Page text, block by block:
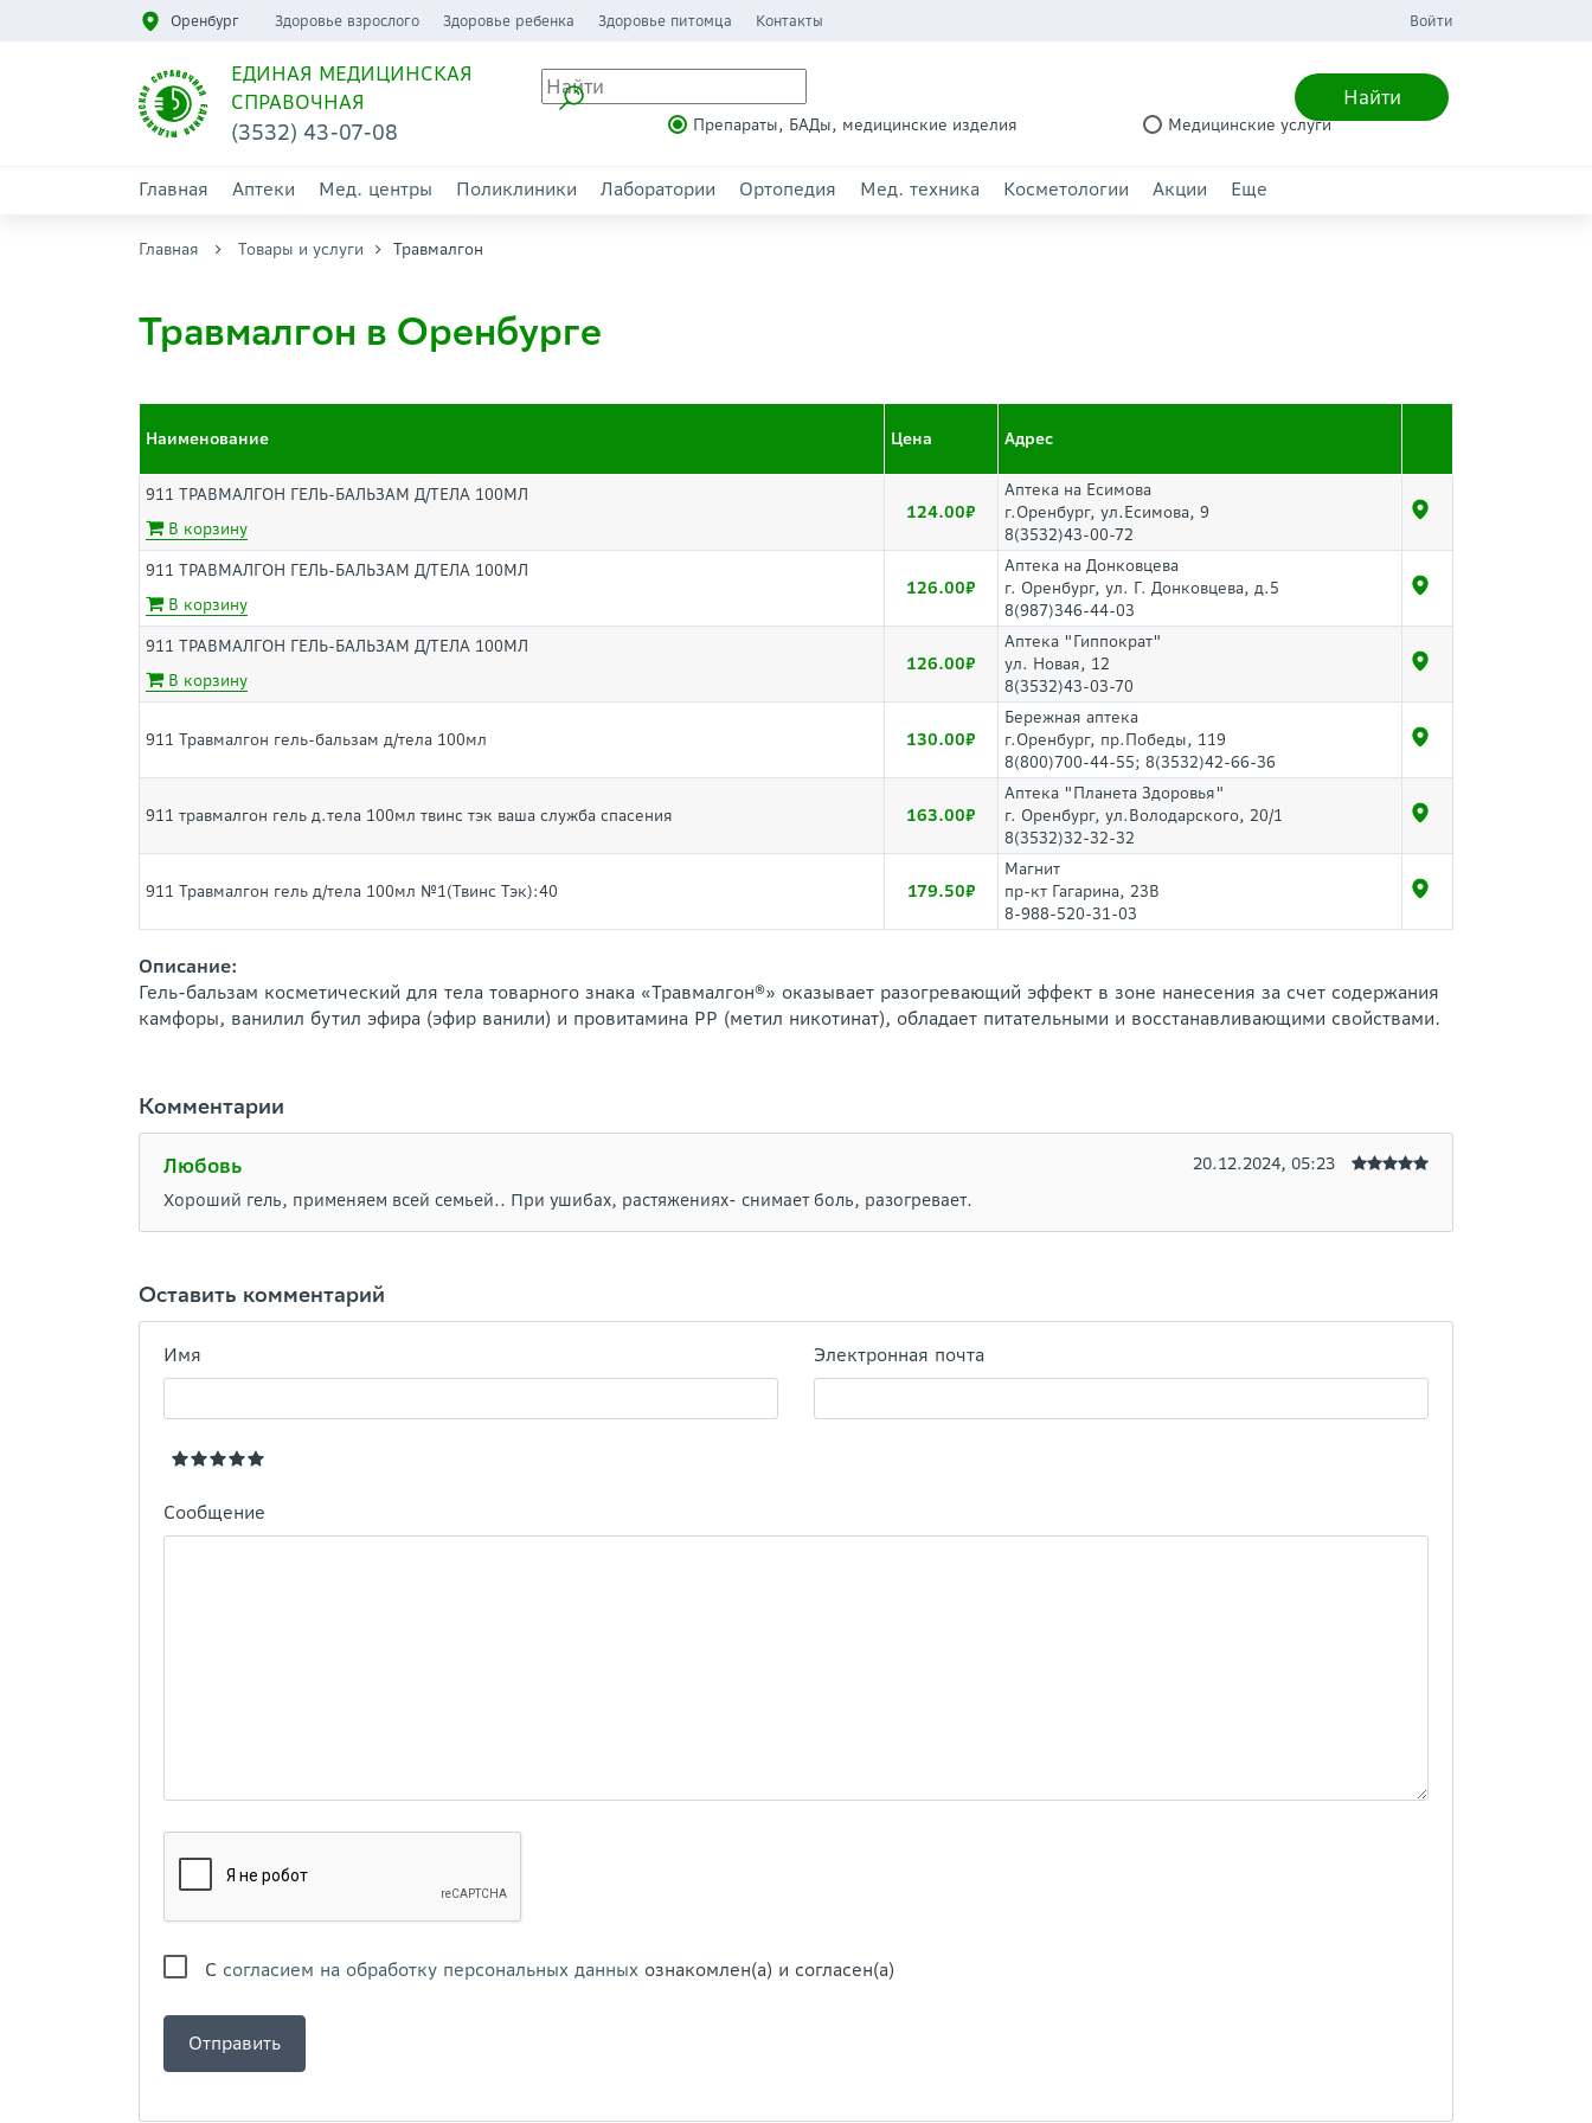
Оренбург Здоровье взрослого Здоровье ребенка Здоровье питомца Контакты Войти
ЕДИНАЯ МЕДИЦИНСКАЯ
СПРАВОЧНАЯ
(3532) 43-07-08
Найти
Препараты, БАДы, медицинские изделия Медицинские услуги
Главная Аптеки Мед. центры Поликлиники Лаборатории Ортопедия Мед. техника Косметологии Акции Еще
Главная Товары и услуги Травмалгон
Травмалгон в Оренбурге
Наименование Цена Адрес
911 ТРАВМАЛГОН ГЕЛЬ-БАЛЬЗАМ Д/ТЕЛА 100МЛ
В корзину
124.00
Аптека на Есимова
г.Оренбург, ул.Есимова, 9
8(3532)43-00-72
911 ТРАВМАЛГОН ГЕЛЬ-БАЛЬЗАМ Д/ТЕЛА 100МЛ
В корзину
126.00
Аптека на Донковцева
г. Оренбург, ул. Г. Донковцева, д.5
8(987)346-44-03
911 ТРАВМАЛГОН ГЕЛЬ-БАЛЬЗАМ Д/ТЕЛА 100МЛ
В корзину
126.00
Аптека "Гиппократ"
ул. Новая, 12
8(3532)43-03-70
911 Травмалгон гель-бальзам д/тела 100мл 130.00
Бережная аптека
г.Оренбург, пр.Победы, 119
8(800)700-44-55; 8(3532)42-66-36
911 травмалгон гель д.тела 100мл твинс тэк ваша служба спасения 163.00
Аптека "Планета Здоровья"
г. Оренбург, ул.Володарского, 20/1
8(3532)32-32-32
911 Травмалгон гель д/тела 100мл №1(Твинс Тэк):40 179.50
Магнит
пр-кт Гагарина, 23В
8-988-520-31-03
Описание:
Гель-бальзам косметический для тела товарного знака «Травмалгон®» оказывает разогревающий эффект в зоне нанесения за счет содержания
камфоры, ванилил бутил эфира (эфир ванили) и провитамина РР (метил никотинат), обладает питательными и восстанавливающими свойствами.
Комментарии
Любовь
20.12.2024, 05:23
Хороший гель, применяем всей семьей.. При ушибах, растяжениях- снимает боль, разогревает.
Оставить комментарий
Имя Электронная почта
Сообщение
С согласием на обработку персональных данных ознакомлен(а) и согласен(а)